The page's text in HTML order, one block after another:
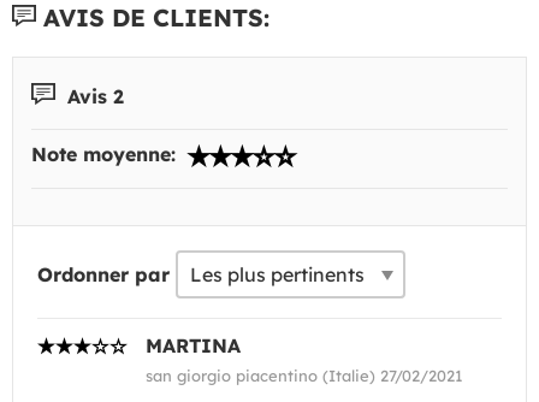
AVIS DE CLIENTS:
Avis 2
Note moyenne:
Ordonner par
MARTINA
san giorgio piacentino (Italie) 27/02/2021